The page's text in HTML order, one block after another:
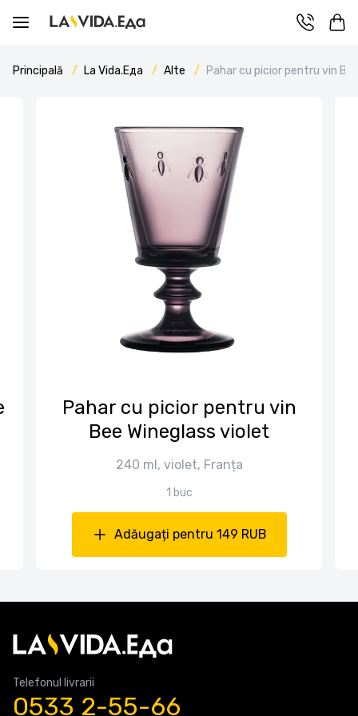
Principală La Vida.Еда Alte Pahar cu picior pentru vin
Pahar cu picior pentru vin
Bee Wineglass violet
240 ml, violet, Franța
1 buc
Adăugați pentru 149 RUB
Telefonul livrarii
0533 2-55-66